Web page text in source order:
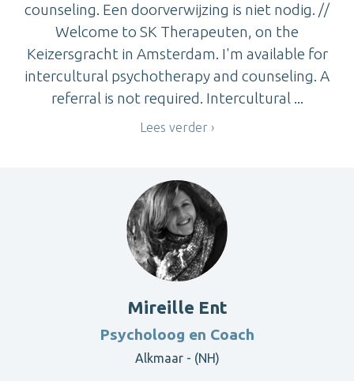
counseling. Een doorverwijzing is niet nodig. //
Welcome to SK Therapeuten, on the
Keizersgracht in Amsterdam. I'm available for
intercultural psychotherapy and counseling. A
referral is not required. Intercultural ...
Lees verder
Mireille Ent
Psycholoog en Coach
Alkmaar - (NH)